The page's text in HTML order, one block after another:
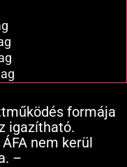
formája
igazítható.
nem kerül
–